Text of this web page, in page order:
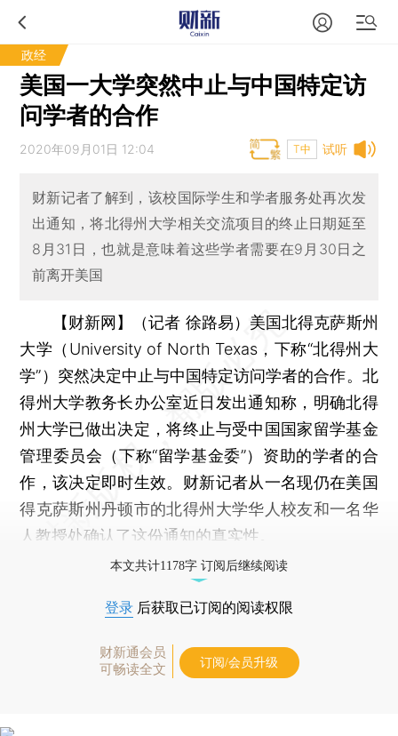
政经
美国一大学突然中止与中国特定访
问学者的合作
试听
2020年09月01日 12:04 T中
财新记者了解到，该校国际学生和学者服务处再次发
出通知，将北得州大学相关交流项目的终止日期延至
8月31日，也就是意味着这些学者需要在9月30日之
前离开美国
【财新网】（记者 徐路易） 美国北得克萨斯州
大学（University of North Texas，下称“北得州大
学”）突然决定中止与中国特定访问学者的合作。北
得州大学教务长办公室近日发出通知称，明确北得
州大学已做出决定，将终止与受中国国家留学基金
管理委员会（下称“留学基金委”）资助的学者的合
作，该决定即时生效。财新记者从一名现仍在美国
得克萨斯州丹顿市的北得州大学华人校友和一名华
人教授处确认了这份通知的真实性。
本文共计1178字 订阅后继续阅读
登录 后获取已订阅的阅读权限
财新通会员
可畅读全文
订阅/会员升级